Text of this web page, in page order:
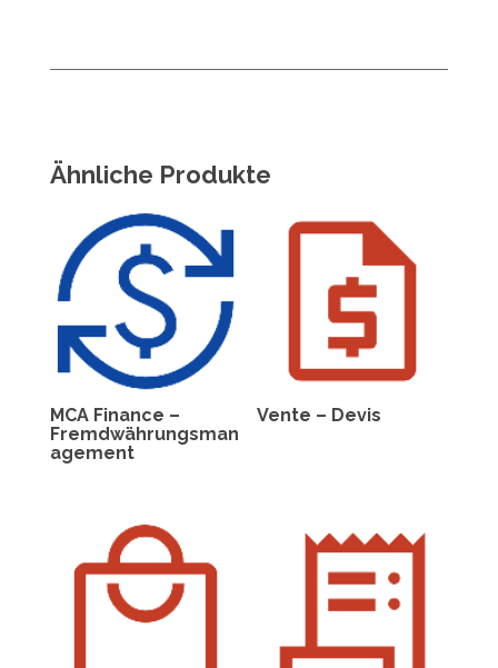
Ähnliche Produkte
MCA Finance –
Fremdwährungsman
agement
Vente – Devis